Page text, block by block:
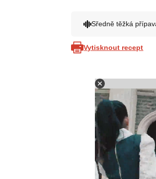
Sředně těžká
Vytisknout recept